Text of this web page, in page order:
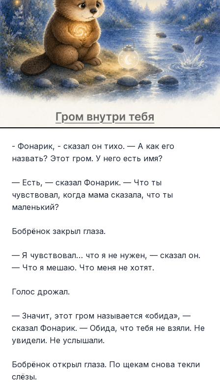
- Фонарик, - сказал он тихо. — А как его
назвать? Этот гром. У него есть имя?
— Есть, — сказал Фонарик. — Что ты
чувствовал, когда мама сказала, что ты
маленький?
Бобрёнок закрыл глаза.
— Я чувствовал… что я не нужен, — сказал он.
— Что я мешаю. Что меня не хотят.
Голос дрожал.
— Значит, этот гром называется «обида», —
сказал Фонарик. — Обида, что тебя не взяли. Не
увидели. Не услышали.
Бобрёнок открыл глаза. По щекам снова текли
слёзы.